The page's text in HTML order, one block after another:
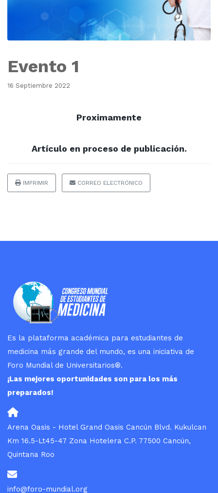
Evento 1
16 Septiembre 2022
Proximamente
Artículo en proceso de publicación.
IMPRIMIR CORREO ELECTRÓNICO
Es la plataforma académica para estudiantes de
medicina más grande del mundo, es una iniciativa de
Foro Mundial de Universitarios®.
¡Las mejores oportunidades son para los más
preparados!
Arena Oasis - Hotel Grand Oasis Cancún Blvd. Kukulcan
Km 16.5-Lt45-47 Zona Hotelera C.P. 77500 Cancún,
Quintana Roo
info@foro-mundial.org